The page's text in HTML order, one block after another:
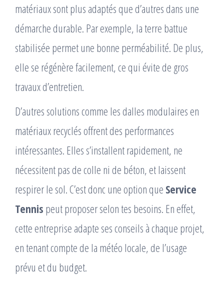
matériaux sont plus adaptés que d’autres dans une
démarche durable. Par exemple, la terre battue
stabilisée permet une bonne perméabilité. De plus,
elle se régénère facilement, ce qui évite de gros
travaux d’entretien.
D’autres solutions comme les dalles modulaires en
matériaux recyclés offrent des performances
intéressantes. Elles s’installent rapidement, ne
nécessitent pas de colle ni de béton, et laissent
respirer le sol. C’est donc une option que Service
Tennis peut proposer selon tes besoins. En effet,
cette entreprise adapte ses conseils à chaque projet,
en tenant compte de la météo locale, de l’usage
prévu et du budget.